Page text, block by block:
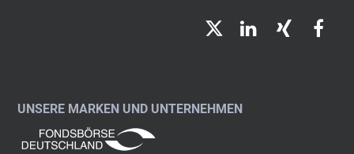
TwitterLinkedIn
Xing
UNSERE MARKEN UND UNTERNEHMEN